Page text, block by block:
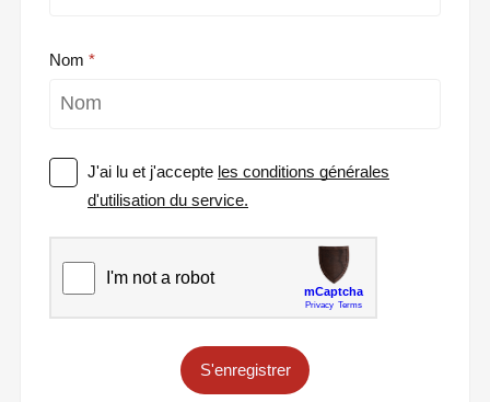
Nom
J'ai lu et j'accepte les conditions générales
d'utilisation du service.
S'enregistrer